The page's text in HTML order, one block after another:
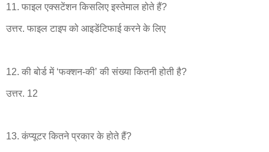
11. फाइल एक्सटेंशन किसलिए इस्तेमाल होते हैं?
उत्तर. फाइल टाइप को आइडेंटिफाई करने के लिए
12. की बोर्ड में ‘फक्शन-की’ की संख्या कितनी होती है?
उत्तर. 12
13. कंप्यूटर कितने प्रकार के होते हैं?